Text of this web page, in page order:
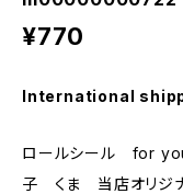
¥770
International
ロールシール for
子 くま 当店オリジ